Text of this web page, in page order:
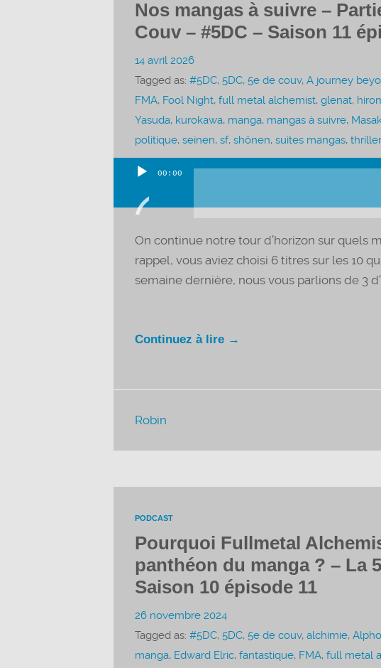
Nos mangas à suivre –
Couv – #5DC – Saison 11
14 avril 2026
Tagged as: #5DC, 5DC, 5e de couv, A journey
FMA, Fool Night, full metal alchemist, glenat,
Yasuda, kurokawa, manga, mangas à suivre,
politique, seinen, sf, shônen, suites mangas, thriller
Lecteur
audio
00:00
On continue notre tour d’horizon sur quels
rappel, vous aviez choisi 6 titres sur les 10
semaine dernière, nous vous parlions de 3
Continuez à lire →
Robin
PODCAST
Pourquoi Fullmetal
panthéon du manga ? – La
Saison 10 épisode 11
26 novembre 2024
Tagged as: #5DC, 5DC, 5e de couv, alchimie,
manga, Edward Elric, fantastique, FMA, full metal